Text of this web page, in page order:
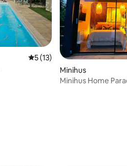
5 av 5 i genomsnittligt
5 (13)
Minihus
Minihus Home